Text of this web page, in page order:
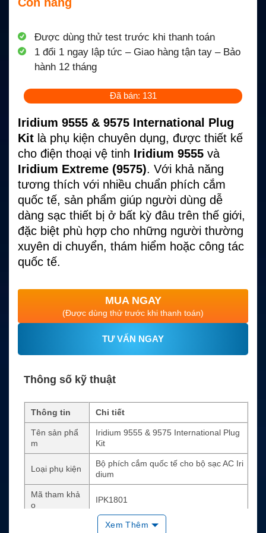
Được dùng thử test trước khi thanh toán
1 đổi 1 ngay lập tức – Giao hàng tận tay – Bảo
hành 12 tháng
Đã bán: 131
Iridium 9555 & 9575 International Plug
Kit là phụ kiện chuyên dụng, được thiết kế
cho điện thoại vệ tinh Iridium 9555 và
Iridium Extreme (9575). Với khả năng
tương thích với nhiều chuẩn phích cắm
quốc tế, sản phẩm giúp người dùng dễ
dàng sạc thiết bị ở bất kỳ đâu trên thế giới,
đặc biệt phù hợp cho những người thường
xuyên di chuyển, thám hiểm hoặc công tác
quốc tế.
MUA NGAY
(Được dùng thử trước khi thanh toán)
TƯ VẤN NGAY
Thông số kỹ thuật
Thông tin Chi tiết
Tên sản phẩ
m
Iridium 9555 & 9575 International Plug
Kit
Loại phụ kiện
Bộ phích cắm quốc tế cho bộ sạc AC Iri
dium
Mã tham khả
o
IPK1801
Iridium 9555, Iridium Extreme 9575, Iridi
Xem Thêm